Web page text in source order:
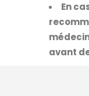
En
avant